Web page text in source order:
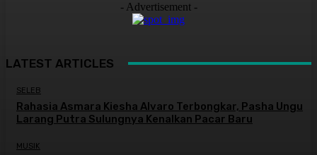
- Advertisement -
LATEST ARTICLES
SELEB
Rahasia Asmara Kiesha Alvaro Terbongkar, Pasha Ungu
Larang Putra Sulungnya Kenalkan Pacar Baru
MUSIK